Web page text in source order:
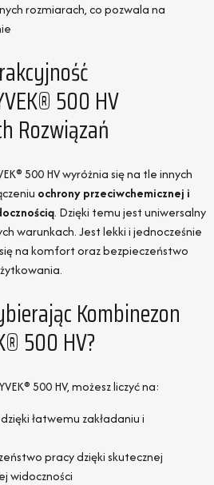
rozmiarach, co pozwala na
500 HV
Rozwiązań
500 HV wyróżnia się na tle innych
ochrony przeciwchemicznej i
. Dzięki temu jest uniwersalny
warunkach. Jest lekki i jednocześnie
na komfort oraz bezpieczeństwo
Kombinezon
500 HV?
500 HV, możesz liczyć na:
dzięki łatwemu zakładaniu i
pracy dzięki skutecznej
widoczności